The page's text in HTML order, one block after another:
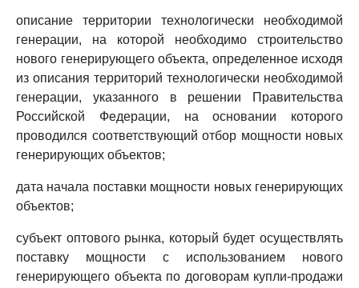
описание территории технологически необходимой
генерации, на которой необходимо строительство
нового генерирующего объекта, определенное исходя
из описания территорий технологически необходимой
генерации, указанного в решении Правительства
Российской Федерации, на основании которого
проводился соответствующий отбор мощности новых
генерирующих объектов;
дата начала поставки мощности новых генерирующих
объектов;
субъект оптового рынка, который будет осуществлять
поставку мощности с использованием нового
генерирующего объекта по договорам купли-продажи